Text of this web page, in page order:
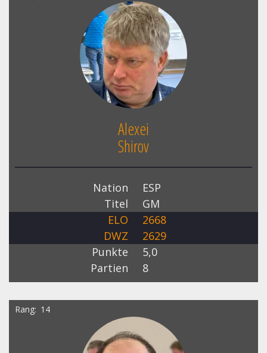
Alexei
Shirov
Nation
ESP
Titel
GM
ELO
2668
DWZ
2629
Punkte
5,0
Partien
8
Rang 14